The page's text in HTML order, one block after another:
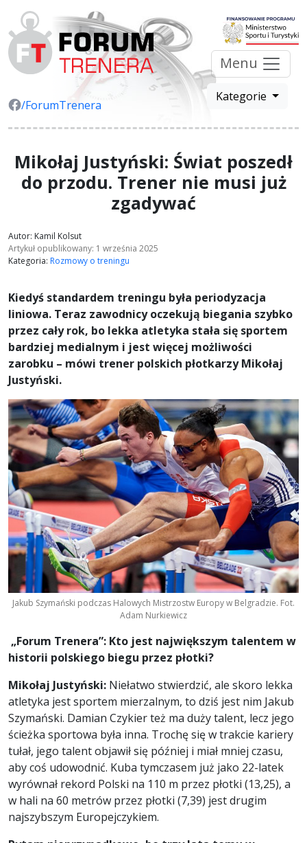
/ForumTrenera
Menu
Kategorie
Mikołaj Justyński: Świat poszedł
do przodu. Trener nie musi już
zgadywać
Autor: Kamil Kolsut
Artykuł opublikowany: 1 września 2025
Kategoria: Rozmowy o treningu
Kiedyś standardem treningu była periodyzacja
liniowa. Teraz zawodnicy oczekują biegania szybko
przez cały rok, bo lekka atletyka stała się sportem
bardziej medialnym i jest więcej możliwości
zarobku – mówi trener polskich płotkarzy Mikołaj
Justyński.
Jakub Szymański podczas Halowych Mistrzostw Europy w Belgradzie. Fot.
Adam Nurkiewicz
„Forum Trenera”: Kto jest największym talentem w
historii polskiego biegu przez płotki?
Mikołaj Justyński: Niełatwo stwierdzić, ale skoro lekka
atletyka jest sportem mierzalnym, to dziś jest nim Jakub
Szymański. Damian Czykier też ma duży talent, lecz jego
ścieżka sportowa była inna. Trochę się w trakcie kariery
tułał, jego talent objawił się później i miał mniej czasu,
aby coś udowodnić. Kuba tymczasem już jako 22-latek
wyrównał rekord Polski na 110 m przez płotki (13,25), a
w hali na 60 metrów przez płotki (7,39) jest drugim
najszybszym Europejczykiem.